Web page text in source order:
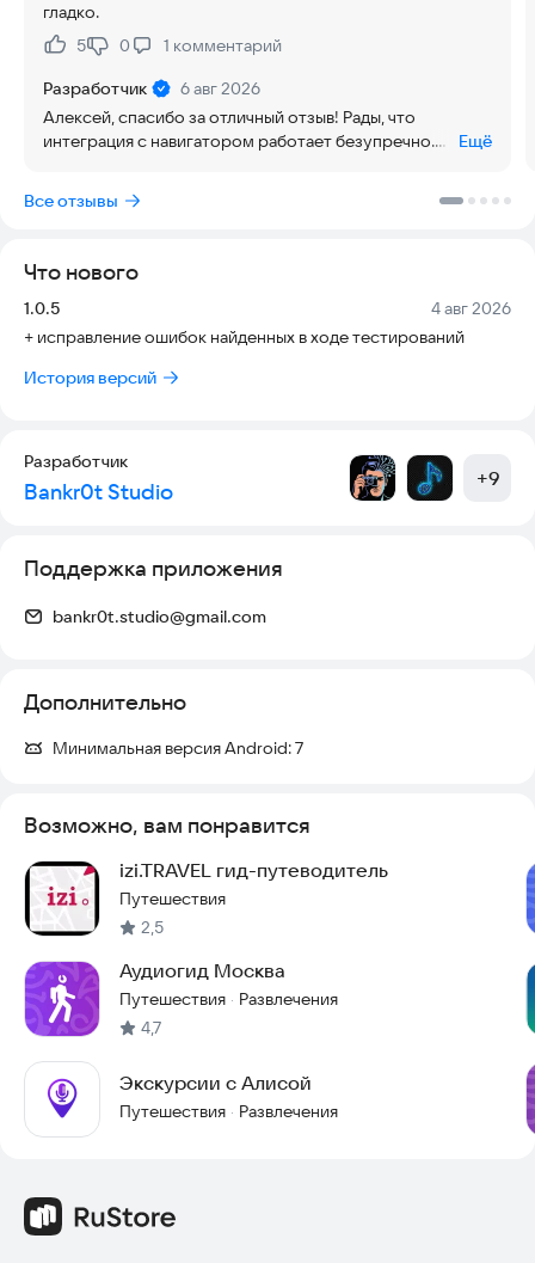
Карта и навигатор: открывает выбранные места в навигации,
стараясь вести к точному POI (а не «в точку на карте»).
Аудиогид: может озвучивать материалы экскурсии (удобно в
дороге и на прогулке).
ИИ‑чат «Гид»: задавайте вопросы про город, районы,
текстом или отправлять голосовые сообщения.
чтобы можно было вернуться к ним позже.
план, чтобы важные данные были под рукой даже при слабом
интернете.
подбор под интересы (прогулки, культура, гастро, музеи,
парки, виды и т.д.).
гладко.
Нравится:
5Не нравится:
0 1 комментарий
Разработчик
6 авг 2026
Алексей, спасибо за отличный отзыв! Рады, что
интеграция с навигатором работает безупречно.
голосовой гид и маршруты делали путешествия по-
настоящему комфортными. Приятных поездок и новых
Ещё
Все отзывы
Что нового
Версия:
1.0.5 Дата:
4 авг 2026
+ исправление ошибок найденных в ходе тестирований
История версий
Разработчик
Bankr0t Studio +9
Поддержка приложения
bankr0t.studio@gmail.com
Дополнительно
Минимальная версия Android:7
Возможно, вам понравится
izi.TRAVEL гид-путеводитель
Путешествия
2,5
Аудиогид Москва
Путешествия · Развлечения
4,7
Экскурсии с Алисой
Путешествия · Развлечения